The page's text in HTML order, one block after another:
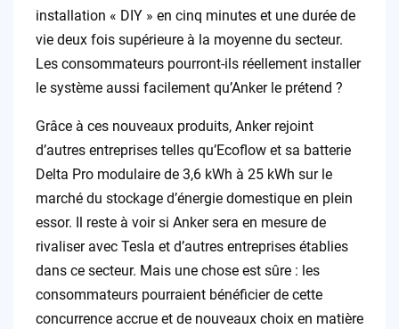
installation « DIY » en cinq minutes et une durée de
vie deux fois supérieure à la moyenne du secteur.
Les consommateurs pourront-ils réellement installer
le système aussi facilement qu’Anker le prétend ?
Grâce à ces nouveaux produits, Anker rejoint
d’autres entreprises telles qu’Ecoflow et sa batterie
Delta Pro modulaire de 3,6 kWh à 25 kWh sur le
marché du stockage d’énergie domestique en plein
essor. Il reste à voir si Anker sera en mesure de
rivaliser avec Tesla et d’autres entreprises établies
dans ce secteur. Mais une chose est sûre : les
consommateurs pourraient bénéficier de cette
concurrence accrue et de nouveaux choix en matière